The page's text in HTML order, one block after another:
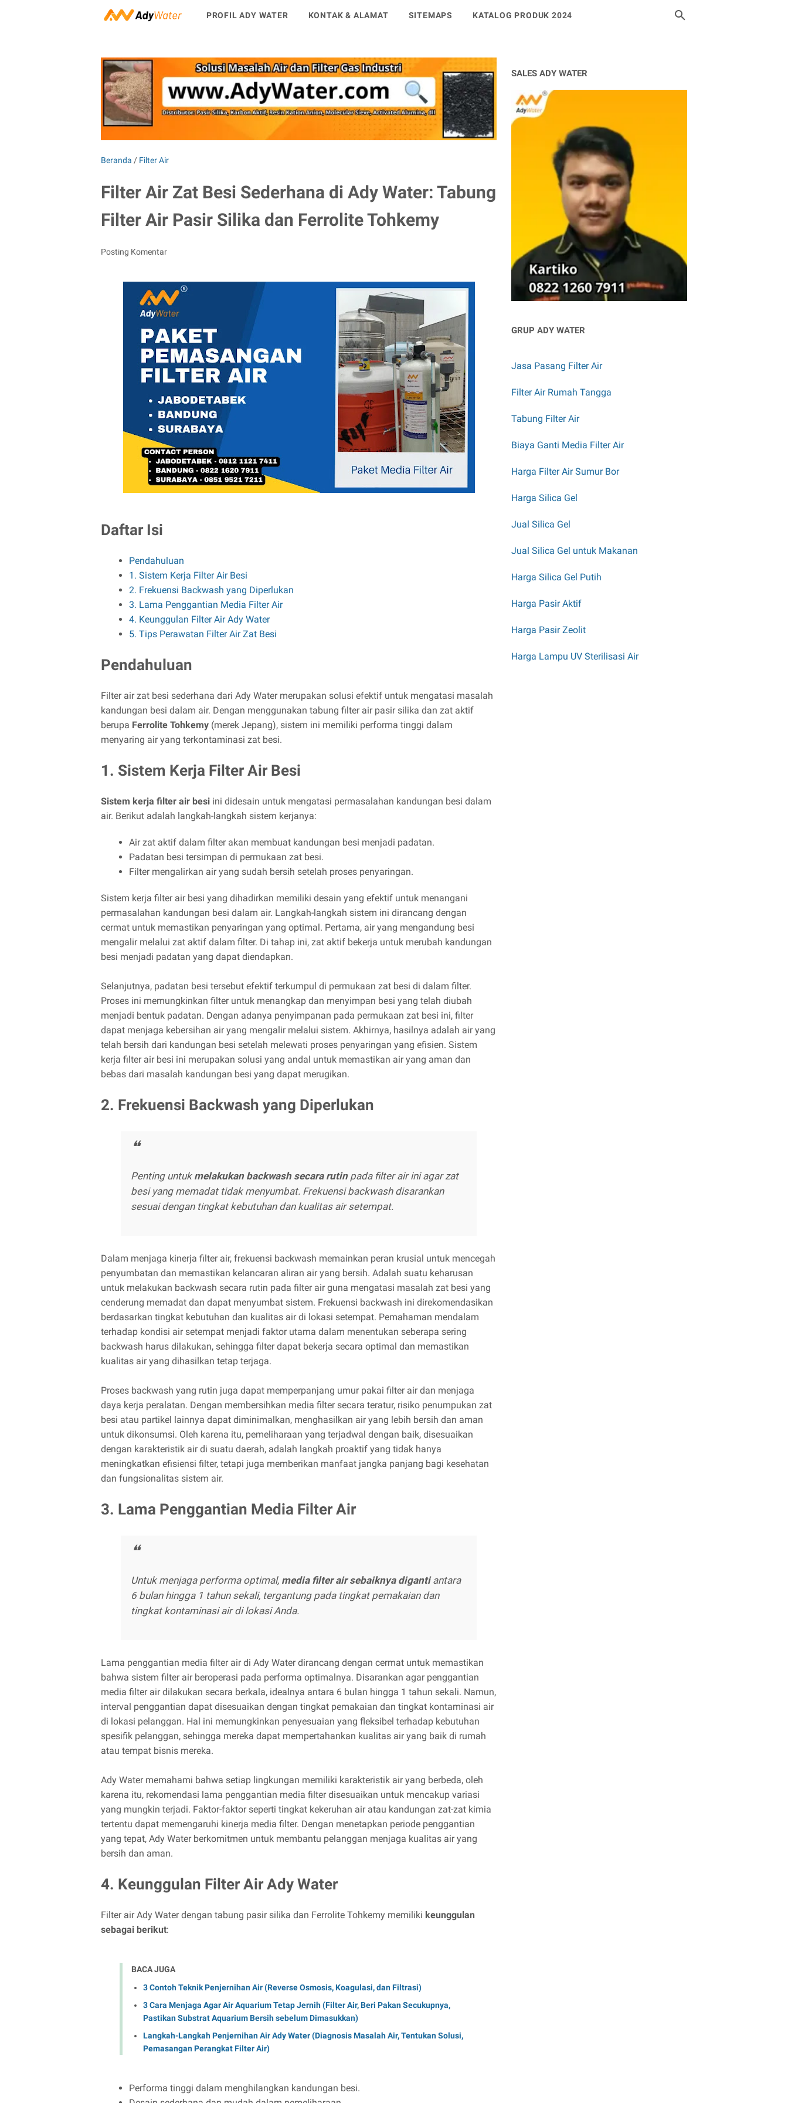
PROFIL ADY WATER KONTAK & ALAMAT SITEMAPS KATALOG PRODUK 2024
Beranda / Filter Air
Filter Air Zat Besi Sederhana di Ady Water: Tabung
Filter Air Pasir Silika dan Ferrolite Tohkemy
Posting Komentar
Daftar Isi
Pendahuluan
1. Sistem Kerja Filter Air Besi
2. Frekuensi Backwash yang Diperlukan
3. Lama Penggantian Media Filter Air
4. Keunggulan Filter Air Ady Water
5. Tips Perawatan Filter Air Zat Besi
Pendahuluan
Filter air zat besi sederhana dari Ady Water merupakan solusi efektif untuk mengatasi masalah
kandungan besi dalam air. Dengan menggunakan tabung filter air pasir silika dan zat aktif
berupa Ferrolite Tohkemy (merek Jepang), sistem ini memiliki performa tinggi dalam
menyaring air yang terkontaminasi zat besi.
1. Sistem Kerja Filter Air Besi
Sistem kerja filter air besi ini didesain untuk mengatasi permasalahan kandungan besi dalam
air. Berikut adalah langkah-langkah sistem kerjanya:
Air zat aktif dalam filter akan membuat kandungan besi menjadi padatan.
Padatan besi tersimpan di permukaan zat besi.
Filter mengalirkan air yang sudah bersih setelah proses penyaringan.
Sistem kerja filter air besi yang dihadirkan memiliki desain yang efektif untuk menangani
permasalahan kandungan besi dalam air. Langkah-langkah sistem ini dirancang dengan
cermat untuk memastikan penyaringan yang optimal. Pertama, air yang mengandung besi
mengalir melalui zat aktif dalam filter. Di tahap ini, zat aktif bekerja untuk merubah kandungan
besi menjadi padatan yang dapat diendapkan.
Selanjutnya, padatan besi tersebut efektif terkumpul di permukaan zat besi di dalam filter.
Proses ini memungkinkan filter untuk menangkap dan menyimpan besi yang telah diubah
menjadi bentuk padatan. Dengan adanya penyimpanan pada permukaan zat besi ini, filter
dapat menjaga kebersihan air yang mengalir melalui sistem. Akhirnya, hasilnya adalah air yang
telah bersih dari kandungan besi setelah melewati proses penyaringan yang efisien. Sistem
kerja filter air besi ini merupakan solusi yang andal untuk memastikan air yang aman dan
bebas dari masalah kandungan besi yang dapat merugikan.
2. Frekuensi Backwash yang Diperlukan
Penting untuk melakukan backwash secara rutinpada filter air ini agar zat
besi yang memadat tidak menyumbat. Frekuensi backwash disarankan
sesuai dengan tingkat kebutuhan dan kualitas air setempat.
Dalam menjaga kinerja filter air, frekuensi backwash memainkan peran krusial untuk mencegah
penyumbatan dan memastikan kelancaran aliran air yang bersih. Adalah suatu keharusan
untuk melakukan backwash secara rutin pada filter air guna mengatasi masalah zat besi yang
cenderung memadat dan dapat menyumbat sistem. Frekuensi backwash ini direkomendasikan
berdasarkan tingkat kebutuhan dan kualitas air di lokasi setempat. Pemahaman mendalam
terhadap kondisi air setempat menjadi faktor utama dalam menentukan seberapa sering
backwash harus dilakukan, sehingga filter dapat bekerja secara optimal dan memastikan
kualitas air yang dihasilkan tetap terjaga.
Proses backwash yang rutin juga dapat memperpanjang umur pakai filter air dan menjaga
daya kerja peralatan. Dengan membersihkan media filter secara teratur, risiko penumpukan zat
besi atau partikel lainnya dapat diminimalkan, menghasilkan air yang lebih bersih dan aman
untuk dikonsumsi. Oleh karena itu, pemeliharaan yang terjadwal dengan baik, disesuaikan
dengan karakteristik air di suatu daerah, adalah langkah proaktif yang tidak hanya
meningkatkan efisiensi filter, tetapi juga memberikan manfaat jangka panjang bagi kesehatan
dan fungsionalitas sistem air.
3. Lama Penggantian Media Filter Air
Untuk menjaga performa optimal, media filter air sebaiknya digantiantara
6 bulan hingga 1 tahun sekali, tergantung pada tingkat pemakaian dan
tingkat kontaminasi air di lokasi Anda.
Lama penggantian media filter air di Ady Water dirancang dengan cermat untuk memastikan
bahwa sistem filter air beroperasi pada performa optimalnya. Disarankan agar penggantian
media filter air dilakukan secara berkala, idealnya antara 6 bulan hingga 1 tahun sekali. Namun,
interval penggantian dapat disesuaikan dengan tingkat pemakaian dan tingkat kontaminasi air
di lokasi pelanggan. Hal ini memungkinkan penyesuaian yang fleksibel terhadap kebutuhan
spesifik pelanggan, sehingga mereka dapat mempertahankan kualitas air yang baik di rumah
atau tempat bisnis mereka.
Ady Water memahami bahwa setiap lingkungan memiliki karakteristik air yang berbeda, oleh
karena itu, rekomendasi lama penggantian media filter disesuaikan untuk mencakup variasi
yang mungkin terjadi. Faktor-faktor seperti tingkat kekeruhan air atau kandungan zat-zat kimia
tertentu dapat memengaruhi kinerja media filter. Dengan menetapkan periode penggantian
yang tepat, Ady Water berkomitmen untuk membantu pelanggan menjaga kualitas air yang
bersih dan aman.
4. Keunggulan Filter Air Ady Water
Filter air Ady Water dengan tabung pasir silika dan Ferrolite Tohkemy memiliki keunggulan
sebagai berikut:
BACA JUGA
3 Contoh Teknik Penjernihan Air (Reverse Osmosis, Koagulasi, dan Filtrasi)
3 Cara Menjaga Agar Air Aquarium Tetap Jernih (Filter Air, Beri Pakan Secukupnya,
Pastikan Substrat Aquarium Bersih sebelum Dimasukkan)
Langkah-Langkah Penjernihan Air Ady Water (Diagnosis Masalah Air, Tentukan Solusi,
Pemasangan Perangkat Filter Air)
Performa tinggi dalam menghilangkan kandungan besi.
SALES ADY WATER
GRUP ADY WATER
Jasa Pasang Filter Air
Filter Air Rumah Tangga
Tabung Filter Air
Biaya Ganti Media Filter Air
Harga Filter Air Sumur Bor
Harga Silica Gel
Jual Silica Gel
Jual Silica Gel untuk Makanan
Harga Silica Gel Putih
Harga Pasir Aktif
Harga Pasir Zeolit
Harga Lampu UV Sterilisasi Air